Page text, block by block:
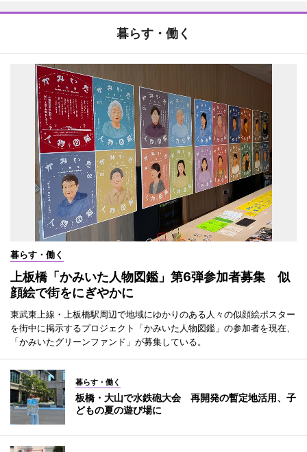
暮らす・働く
暮らす・働く
上板橋「かみいた人物図鑑」第6弾参加者募集 似
顔絵で街をにぎやかに
東武東上線・上板橋駅周辺で地域にゆかりのある人々の似顔絵ポスター
を街中に掲示するプロジェクト「かみいた人物図鑑」の参加者を現在、
「かみいたグリーンファンド」が募集している。
暮らす・働く
板橋・大山で水鉄砲大会 再開発の暫定地活用、子
どもの夏の遊び場に